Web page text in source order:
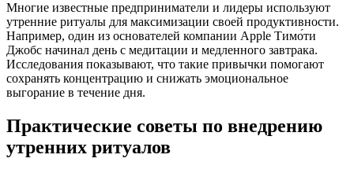
Многие известные предприниматели и лидеры используют
утренние ритуалы для максимизации своей продуктивности.
Например, один из основателей компании Apple Тимо́ти
Джобс начинал день с медитации и медленного завтрака.
Исследования показывают, что такие привычки помогают
сохранять концентрацию и снижать эмоциональное
выгорание в течение дня.
Практические советы по внедрению
утренних ритуалов